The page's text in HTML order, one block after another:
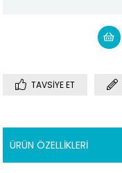
TAVSIYE ET
ÜRÜN ÖZELLIKLERI